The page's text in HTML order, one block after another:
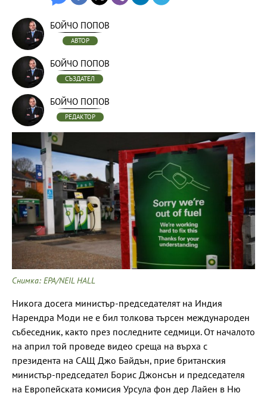
БОЙЧО ПОПОВ
АВТОР
БОЙЧО ПОПОВ
СЪЗДАТЕЛ
БОЙЧО ПОПОВ
РЕДАКТОР
Снимка: EPA/NEIL HALL
Никога досега министър-председателят на Индия
Нарендра Моди не е бил толкова търсен международен
събеседник, както през последните седмици. От началото
на април той проведе видео среща на върха с
президента на САЩ Джо Байдън, прие британския
министър-председател Борис Джонсън и председателя
на Европейската комисия Урсула фон дер Лайен в Ню